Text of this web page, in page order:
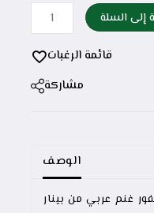
إلى السلة
قائمة الرغبات
مشاركة
الوصف
غنم عربي من بينار